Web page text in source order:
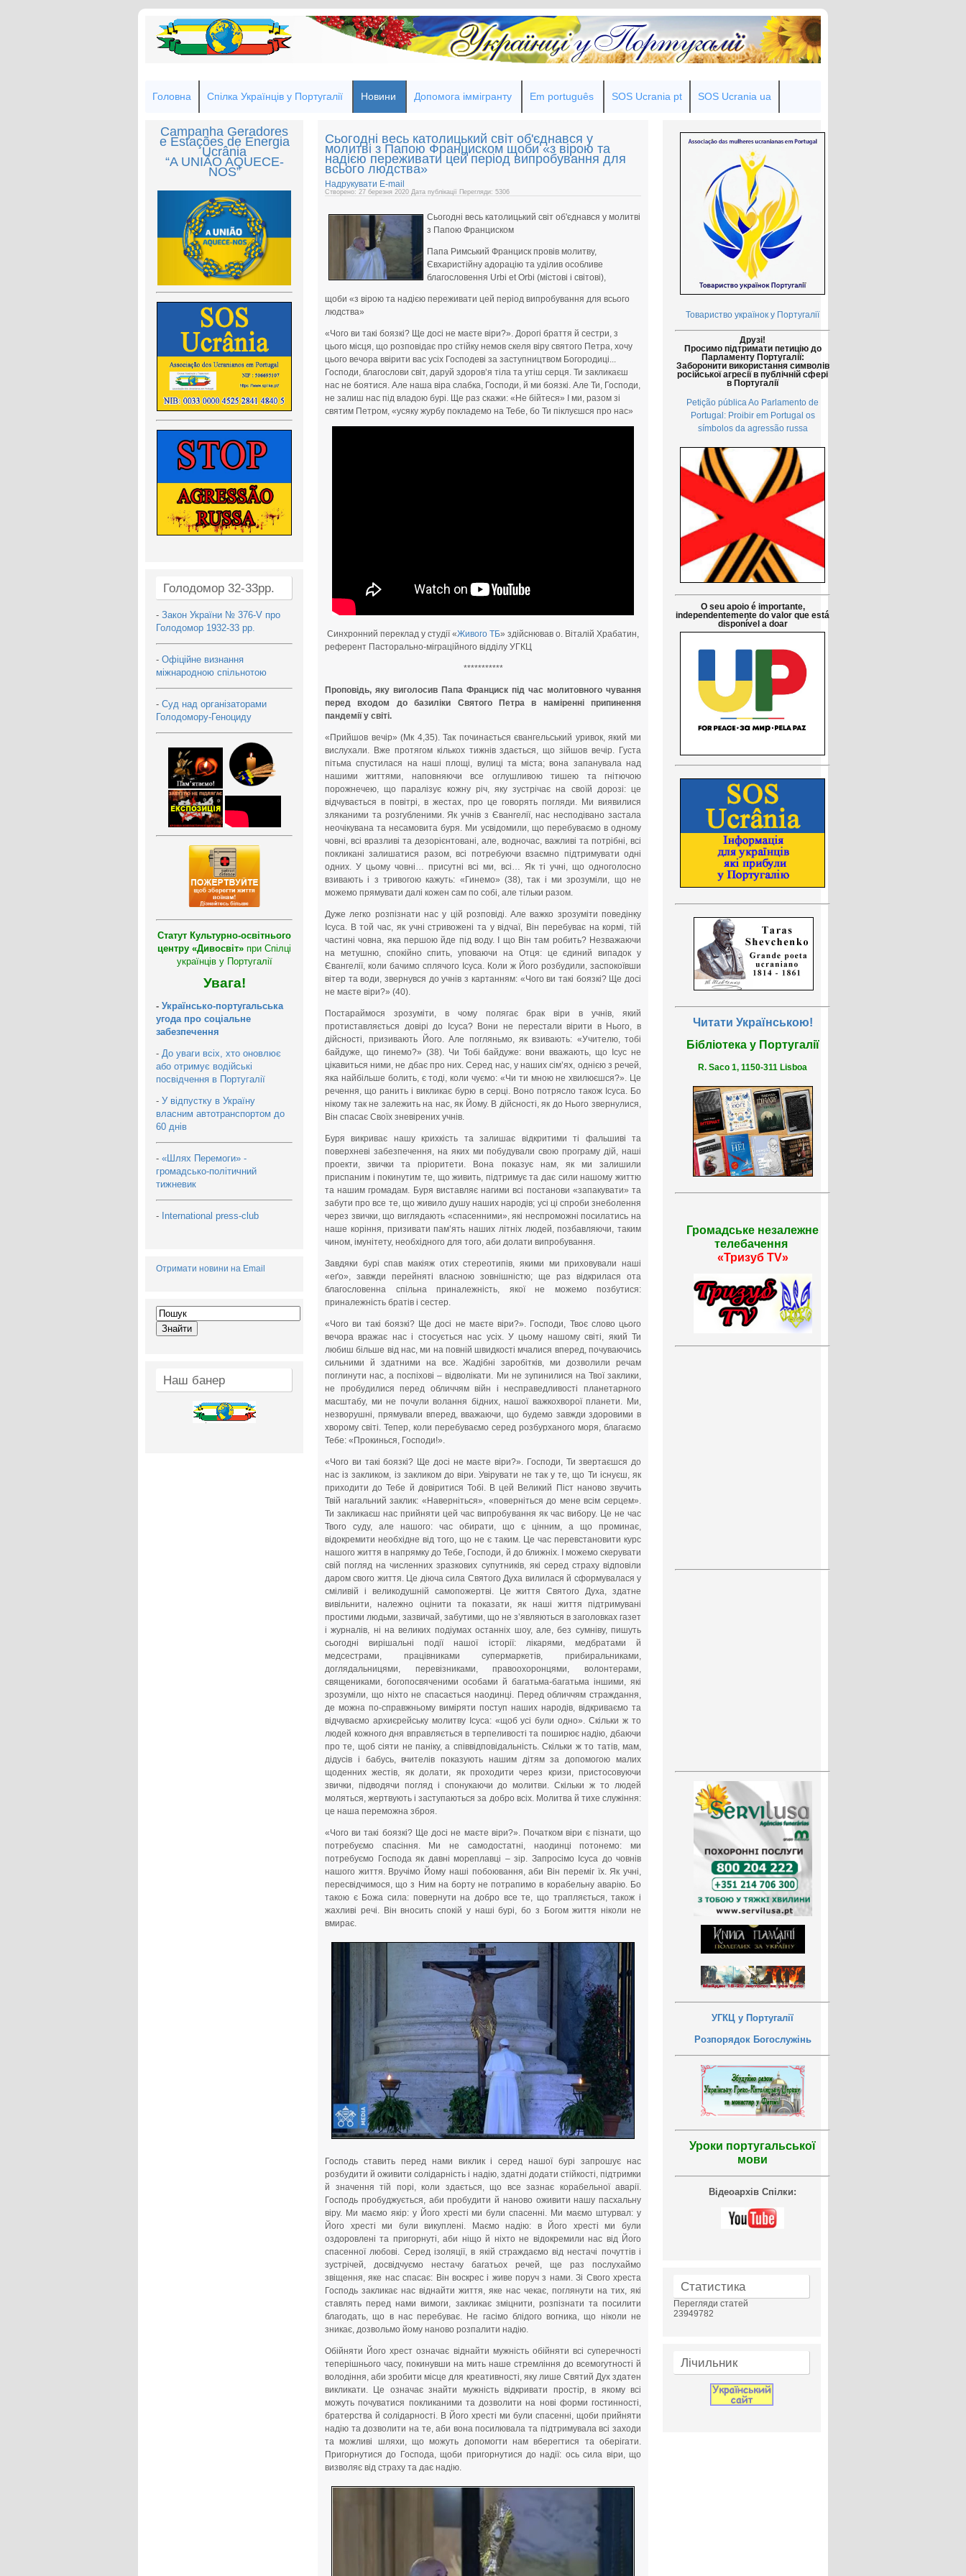
Головна Спілка Українців у Португалії Новини Допомога іммігранту Em português SOS Ucrania pt SOS Ucrania ua
Campanha Geradores
e Estações de Energia
Ucrânia
“A UNIÃO AQUECE-
NOS”
Голодомор 32-33рр.
- Закон України № 376-V про
Голодомор 1932-33 рр.
- Офіційне визнання
міжнародною спільнотою
- Суд над організаторами
Голодомору-Геноциду
Статут Культурно-освітнього
центру «Дивосвіт» при Спілці
українців у Португалії
Увага!
- Українсько-португальська
угода про соціальне
забезпечення
- До уваги всіх, хто оновлює
або отримує водійські
посвідчення в Португалії
- У відпустку в Україну
власним автотранспортом до
60 днів
- «Шлях Перемоги» -
громадсько-політичний
тижневик
- International press-club
Отримати новини на Email
Наш банер
Сьогодні весь католицький світ об'єднався у
молитві з Папою Франциском щоби «з вірою та
надією переживати цей період випробування для
всього людства»
Надрукувати E-mail
Створено: 27 березня 2020 Дата публікації Перегляди: 5306
Сьогодні весь католицький світ об'єднався у молитві
з Папою Франциском
Папа Римський Франциск провів молитву,
Євхаристійну адорацію та уділив особливе
благословення Urbi et Orbi (містові і світові),
щоби «з вірою та надією переживати цей період випробування для всього
людства»
«Чого ви такі боязкі? Ще досі не маєте віри?». Дорогі браття й сестри, з
цього місця, що розповідає про стійку немов скеля віру святого Петра, хочу
цього вечора ввірити вас усіх Господеві за заступництвом Богородиці...
Господи, благослови світ, даруй здоров’я тіла та утіш серця. ️Ти закликаєш
нас не боятися. Але наша віра слабка, Господи, й ми боязкі. Але Ти, Господи,
не залиш нас під владою бурі. Ще раз скажи: «Не бійтеся» І ми, разом зі
святим Петром, «усяку журбу покладемо на Тебе, бо Ти піклуєшся про нас»
Синхронний переклад у студії «Живого ТБ» здійснював о. Віталій Храбатин,
референт Пасторально-міграційного відділу УГКЦ
***********
Проповідь, яку виголосив Папа Франциск під час молитовного чування
перед входом до базиліки Святого Петра в наміренні припинення
пандемії у світі.
«Прийшов вечір» (Мк 4,35). Так починається євангельський уривок, який ми
вислухали. Вже протягом кількох тижнів здається, що зійшов вечір. Густа
пітьма спустилася на наші площі, вулиці та міста; вона запанувала над
нашими життями, наповняючи все оглушливою тишею та гнітючою
порожнечею, що паралізує кожну річ, яку зустрічає на своїй дорозі: це
відчувається в повітрі, в жестах, про це говорять погляди. Ми виявилися
зляканими та розгубленими. Як учнів з Євангелії, нас несподівано застала
неочікувана та несамовита буря. Ми усвідомили, що перебуваємо в одному
човні, всі вразливі та дезорієнтовані, але, водночас, важливі та потрібні, всі
покликані залишатися разом, всі потребуючи взаємно підтримувати одні
одних. У цьому човні… присутні всі ми, всі… Як ті учні, що одноголосно
взивають і з тривогою кажуть: «Гинемо» (38), так і ми зрозуміли, що не
можемо прямувати далі кожен сам по собі, але тільки разом.
Дуже легко розпізнати нас у цій розповіді. Але важко зрозуміти поведінку
Ісуса. В той час, як учні стривожені та у відчаї, Він перебуває на кормі, тій
частині човна, яка першою йде під воду. І що Він там робить? Незважаючи
на метушню, спокійно спить, уповаючи на Отця: це єдиний випадок у
Євангелії, коли бачимо сплячого Ісуса. Коли ж Його розбудили, заспокоївши
вітер та води, звернувся до учнів з картанням: «Чого ви такі боязкі? Ще досі
не маєте віри?» (40).
Постараймося зрозуміти, в чому полягає брак віри в учнів, який
протиставляється довірі до Ісуса? Вони не перестали вірити в Нього, в
дійсності, призивають Його. Але погляньмо, як взивають: «Учителю, тобі
байдуже, що гинемо?» (38). Чи Тобі байдуже: вони вважають, що Ісус не
цікавиться ними, не дбає про них. Серед нас, у наших сім’ях, однією з речей,
яка найбільше болить, є тоді, коли чуємо: «Чи ти мною не хвилюєшся?». Це
речення, що ранить і викликає бурю в серці. Воно потрясло також Ісуса. Бо
нікому так не залежить на нас, як Йому. В дійсності, як до Нього звернулися,
Він спасає Своїх зневірених учнів.
Буря викриває нашу крихкість та залишає відкритими ті фальшиві та
поверхневі забезпечення, на яких ми побудували свою програму дій, наші
проекти, звички та пріоритети. Вона показує нам, як ми залишили
приспаним і покинутим те, що живить, підтримує та дає сили нашому життю
та нашим громадам. Буря виставляє нагими всі постанови «запакувати» та
забути про все те, що живило душу наших народів; усі ці спроби знеболення
через звички, що виглядають «спасенними», які неспроможні посилатись на
наше коріння, призивати пам’ять наших літніх людей, позбавляючи, таким
чином, імунітету, необхідного для того, аби долати випробування.
Завдяки бурі спав макіяж отих стереотипів, якими ми приховували наші
«еґо», завжди перейняті власною зовнішністю; ще раз відкрилася ота
благословенна спільна приналежність, якої не можемо позбутися:
приналежність братів і сестер.
«Чого ви такі боязкі? Ще досі не маєте віри?». Господи, Твоє слово цього
вечора вражає нас і стосується нас усіх. У цьому нашому світі, який Ти
любиш більше від нас, ми на повній швидкості мчалися вперед, почуваючись
сильними й здатними на все. Жадібні заробітків, ми дозволили речам
поглинути нас, а поспіхові – відволікати. Ми не зупинилися на Твої заклики,
не пробудилися перед обличчям війн і несправедливості планетарного
масштабу, ми не почули волання бідних, нашої важкохворої планети. Ми,
незворушні, прямували вперед, вважаючи, що будемо завжди здоровими в
хворому світі. Тепер, коли перебуваємо серед розбурханого моря, благаємо
Тебе: «Прокинься, Господи!».
«Чого ви такі боязкі? Ще досі не маєте віри?». Господи, Ти звертаєшся до
нас із закликом, із закликом до віри. Увірувати не так у те, що Ти існуєш, як
приходити до Тебе й довіритися Тобі. В цей Великий Піст наново звучить
Твій нагальний заклик: «Наверніться», «поверніться до мене всім серцем».
Ти закликаєш нас прийняти цей час випробування як час вибору. Це не час
Твого суду, але нашого: час обирати, що є цінним, а що проминає,
відокремити необхідне від того, що не є таким. Це час перевстановити курс
нашого життя в напрямку до Тебе, Господи, й до ближніх. І можемо скерувати
свій погляд на численних зразкових супутників, які серед страху відповіли
даром свого життя. Це діюча сила Святого Духа вилилася й сформувалася у
сміливій і великодушній самопожертві. Це життя Святого Духа, здатне
вивільнити, належно оцінити та показати, як наші життя підтримувані
простими людьми, зазвичай, забутими, що не з’являються в заголовках газет
і журналів, ні на великих подіумах останніх шоу, але, без сумніву, пишуть
сьогодні вирішальні події нашої історії: лікарями, медбратами й
медсестрами, працівниками супермаркетів, прибиральниками,
доглядальницями, перевізниками, правоохоронцями, волонтерами,
священиками, богопосвяченими особами й багатьма-багатьма іншими, які
зрозуміли, що ніхто не спасається наодинці. Перед обличчям страждання,
де можна по-справжньому виміряти поступ наших народів, відкриваємо та
відчуваємо архиєрейську молитву Ісуса: «щоб усі були одно». Скільки ж то
людей кожного дня вправляється в терпеливості та поширює надію, дбаючи
про те, щоб сіяти не паніку, а співвідповідальність. Скільки ж то татів, мам,
дідусів і бабусь, вчителів показують нашим дітям за допомогою малих
щоденних жестів, як долати, як проходити через кризи, пристосовуючи
звички, підводячи погляд і спонукаючи до молитви. Скільки ж то людей
моляться, жертвують і заступаються за добро всіх. Молитва й тихе служіння:
це наша переможна зброя.
«Чого ви такі боязкі? Ще досі не маєте віри?». Початком віри є пізнати, що
потребуємо спасіння. Ми не самодостатні, наодинці потонемо: ми
потребуємо Господа як давні мореплавці – зір. Запросімо Ісуса до човнів
нашого життя. Вручімо Йому наші побоювання, аби Він переміг їх. Як учні,
пересвідчимося, що з Ним на борту не потрапимо в корабельну аварію. Бо
такою є Божа сила: повернути на добро все те, що трапляється, також і
жахливі речі. Він вносить спокій у наші бурі, бо з Богом життя ніколи не
вмирає.
Господь ставить перед нами виклик і серед нашої бурі запрошує нас
розбудити й оживити солідарність і надію, здатні додати стійкості, підтримки
й значення тій порі, коли здається, що все зазнає корабельної аварії.
Господь пробуджується, аби пробудити й наново оживити нашу пасхальну
віру. Ми маємо якір: у Його хресті ми були спасенні. Ми маємо штурвал: у
Його хресті ми були викуплені. Маємо надію: в Його хресті ми були
оздоровлені та пригорнуті, аби ніщо й ніхто не відокремили нас від Його
спасенної любові. Серед ізоляції, в якій страждаємо від нестачі почуттів і
зустрічей, досвідчуємо нестачу багатьох речей, ще раз послухаймо
звіщення, яке нас спасає: Він воскрес і живе поруч з нами. Зі Свого хреста
Господь закликає нас віднайти життя, яке нас чекає, поглянути на тих, які
ставлять перед нами вимоги, закликає зміцнити, розпізнати та посилити
благодать, що в нас перебуває. Не гасімо блідого вогника, що ніколи не
зникає, дозвольмо йому наново розпалити надію.
Обійняти Його хрест означає віднайти мужність обійняти всі суперечності
теперішнього часу, покинувши на мить наше стремління до всемогутності й
володіння, аби зробити місце для креативності, яку лише Святий Дух здатен
викликати. Це означає знайти мужність відкривати простір, в якому всі
можуть почуватися покликаними та дозволити на нові форми гостинності,
братерства й солідарності. В Його хресті ми були спасенні, щоби прийняти
надію та дозволити на те, аби вона посилювала та підтримувала всі заходи
та можливі шляхи, що можуть допомогти нам вберегтися та оберігати.
Пригорнутися до Господа, щоби пригорнутися до надії: ось сила віри, що
визволяє від страху та дає надію.
Товариство українок у Португалії
Друзі!
Просимо підтримати петицію до
Парламенту Португалії:
Заборонити використання символів
російської агресії в публічній сфері
в Португалії
Petição pública Ao Parlamento de
Portugal: Proibir em Portugal os
símbolos da agressão russa
O seu apoio é importante,
independentemente do valor que está
disponível a doar
Читати Українською!
Бібліотека у Португалії
R. Saco 1, 1150-311 Lisboa
Громадське незалежне
телебачення
«Тризуб TV»
УГКЦ у Португалії
Розпорядок Богослужінь
Уроки португальської
мови
Відеоархів Спілки:
Статистика
Перегляди статей
23949782
Лічильник